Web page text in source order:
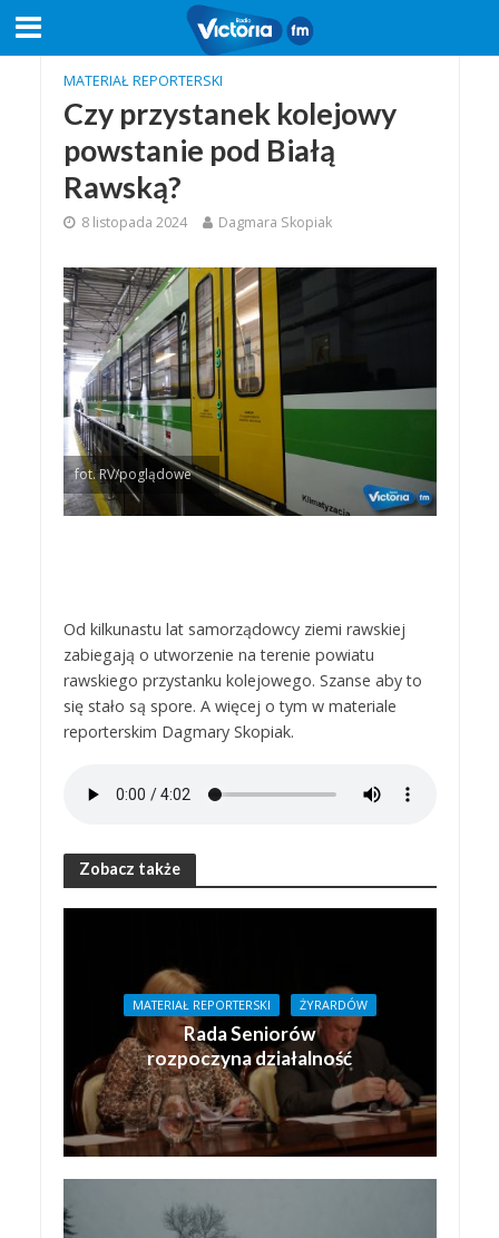
MATERIAŁ REPORTERSKI
Czy przystanek kolejowy
powstanie pod Białą
Rawską?
8 listopada 2024 Dagmara Skopiak
fot. RV/poglądowe
Od kilkunastu lat samorządowcy ziemi rawskiej
zabiegają o utworzenie na terenie powiatu
rawskiego przystanku kolejowego. Szanse aby to
się stało są spore. A więcej o tym w materiale
reporterskim Dagmary Skopiak.
Zobacz także
MATERIAŁ REPORTERSKI ŻYRARDÓW
Rada Seniorów
rozpoczyna działalność